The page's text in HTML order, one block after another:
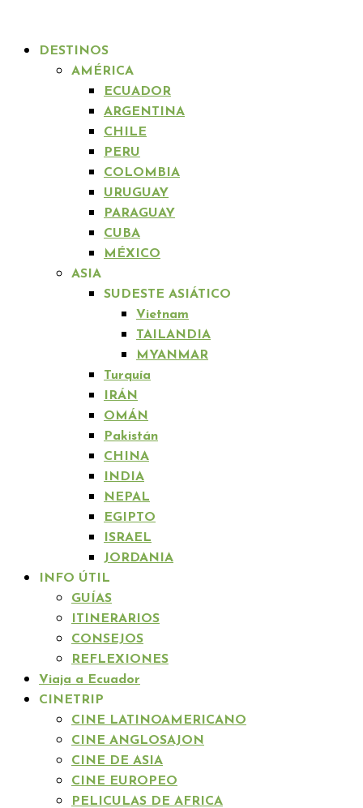
DESTINOS
AMÉRICA
ECUADOR
ARGENTINA
CHILE
PERU
COLOMBIA
URUGUAY
PARAGUAY
CUBA
MÉXICO
ASIA
SUDESTE ASIÁTICO
Vietnam
TAILANDIA
MYANMAR
Turquía
IRÁN
OMÁN
Pakistán
CHINA
INDIA
NEPAL
EGIPTO
ISRAEL
JORDANIA
INFO ÚTIL
GUÍAS
ITINERARIOS
CONSEJOS
REFLEXIONES
Viaja a Ecuador
CINETRIP
CINE LATINOAMERICANO
CINE ANGLOSAJON
CINE DE ASIA
CINE EUROPEO
PELICULAS DE AFRICA